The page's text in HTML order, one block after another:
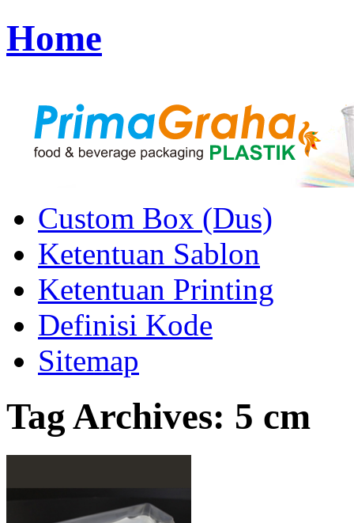
Home
Custom Box (Dus)
Ketentuan Sablon
Ketentuan Printing
Definisi Kode
Sitemap
Tag Archives: 5 cm